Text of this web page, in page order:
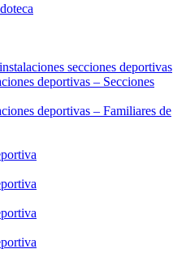
secciones deportivas
deportivas – Secciones
deportivas – Familiares de